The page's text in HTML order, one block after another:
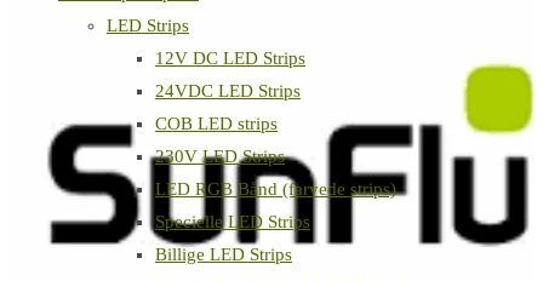
LED Strips
12V DC LED Strips
24VDC LED Strips
COB LED strips
230V LED Strips
LED RGB Bånd (farvede strips)
Specielle LED Strips
Billige LED Strips